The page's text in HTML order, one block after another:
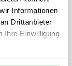
Informationen
Drittanbieter
Ihre Einwilligung